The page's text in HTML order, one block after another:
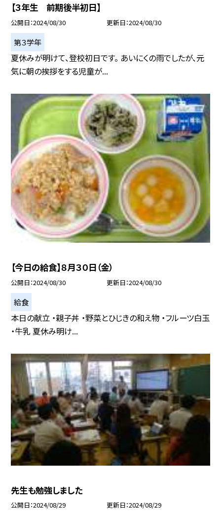
【３年生 前期後半初日】
公開日 2024/08/30 更新日 2024/08/30
第３学年
夏休みが明けて、登校初日です。 あいにくの雨でしたが、元
気に朝の挨拶をする児童が...
【今日の給食】８月３０日（金）
公開日 2024/08/30 更新日 2024/08/30
給食
本日の献立 ・親子丼 ・野菜とひじきの和え物 ・フルーツ白玉
・牛乳 夏休み明け...
先生も勉強しました
公開日 2024/08/29 更新日 2024/08/29